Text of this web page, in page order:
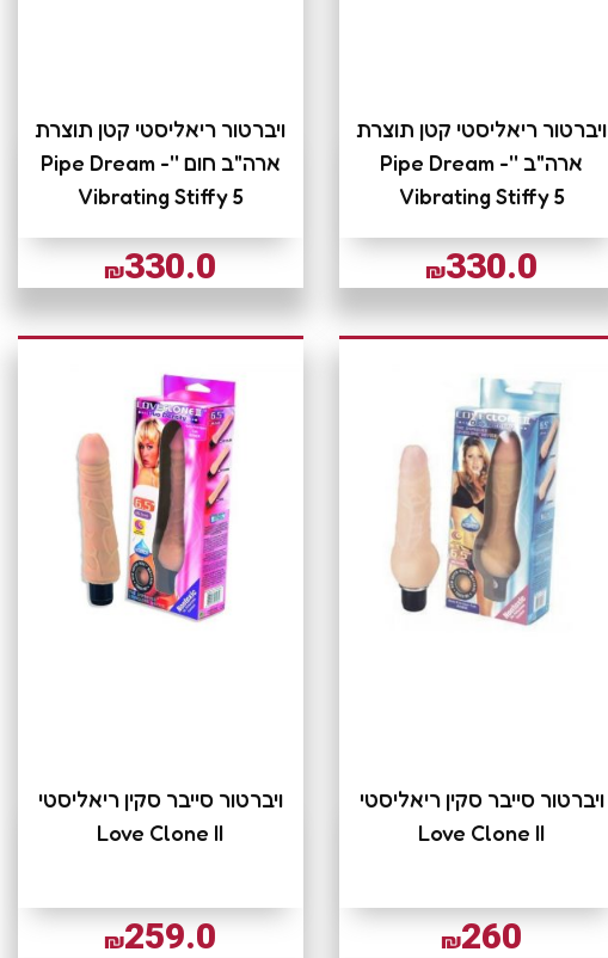
ויברטור ריאליסטי קטן תוצרת
ארה"ב ''Pipe Dream -
Vibrating Stiffy 5
₪330.0
ויברטור ריאליסטי קטן תוצרת
ארה"ב חום ''Pipe Dream -
Vibrating Stiffy 5
₪330.0
ויברטור סייבר סקין ריאליסטי
Love Clone II
₪260
ויברטור סייבר סקין ריאליסטי
Love Clone II
₪259.0